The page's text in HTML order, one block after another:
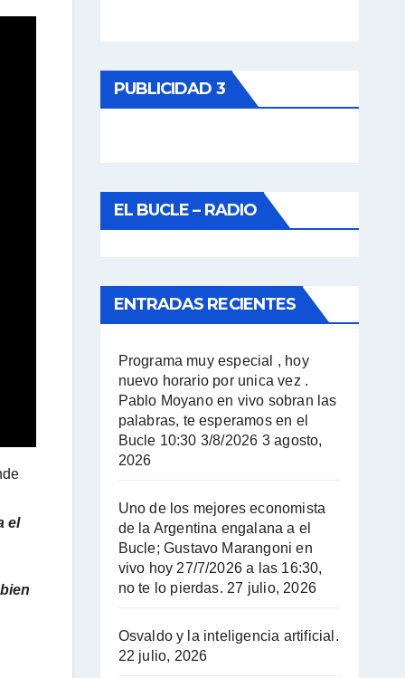
el
PUBLICIDAD 3
EL BUCLE – RADIO
ENTRADAS RECIENTES
Programa muy especial , hoy
nuevo horario por unica vez .
Pablo Moyano en vivo sobran las
palabras, te esperamos en el
Bucle 10:30 3/8/2026 3 agosto,
2026
Uno de los mejores economista
de la Argentina engalana a el
Bucle; Gustavo Marangoni en
vivo hoy 27/7/2026 a las 16:30,
no te lo pierdas. 27 julio, 2026
Osvaldo y la inteligencia artificial.
22 julio, 2026